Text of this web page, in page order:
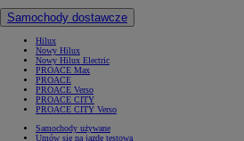
Samochody dostawcze
Hilux
Nowy Hilux
Nowy Hilux Electric
PROACE Max
PROACE
PROACE Verso
PROACE CITY
PROACE CITY Verso
Samochody używane
Umów się na jazdę testową